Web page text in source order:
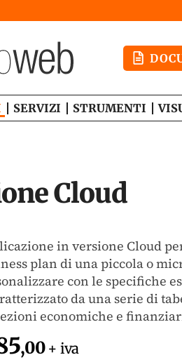
SERVIZI STRUMENTI
Cloud
in versione Cloud
plan di una piccola o
con le specifiche
da una serie di
economiche e
,00+ iva